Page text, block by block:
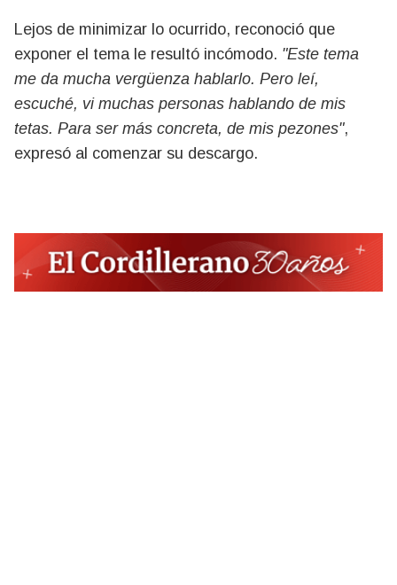
Lejos de minimizar lo ocurrido, reconoció que
exponer el tema le resultó incómodo. "Este tema
me da mucha vergüenza hablarlo. Pero leí,
escuché, vi muchas personas hablando de mis
tetas. Para ser más concreta, de mis pezones",
expresó al comenzar su descargo.